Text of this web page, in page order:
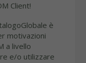
Client!
è
motivazioni
a livello
e/o utilizzare